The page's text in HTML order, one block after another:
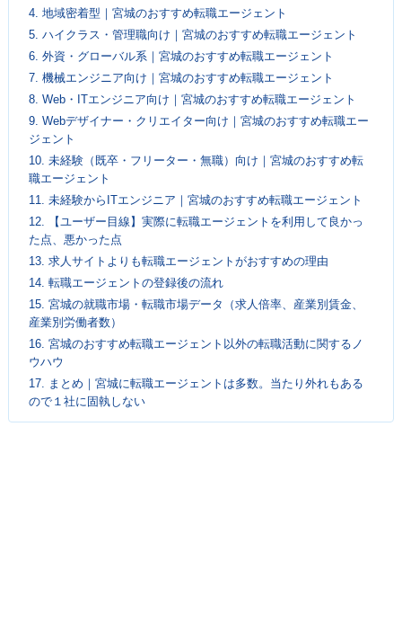
4. 地域密着型｜宮城のおすすめ転職エージェント
5. ハイクラス・管理職向け｜宮城のおすすめ転職エージェント
6. 外資・グローバル系｜宮城のおすすめ転職エージェント
7. 機械エンジニア向け｜宮城のおすすめ転職エージェント
8. Web・ITエンジニア向け｜宮城のおすすめ転職エージェント
9. Webデザイナー・クリエイター向け｜宮城のおすすめ転職エー
ジェント
10. 未経験（既卒・フリーター・無職）向け｜宮城のおすすめ転
職エージェント
11. 未経験からITエンジニア｜宮城のおすすめ転職エージェント
12. 【ユーザー目線】実際に転職エージェントを利用して良かっ
た点、悪かった点
13. 求人サイトよりも転職エージェントがおすすめの理由
14. 転職エージェントの登録後の流れ
15. 宮城の就職市場・転職市場データ（求人倍率、産業別賃金、
産業別労働者数）
16. 宮城のおすすめ転職エージェント以外の転職活動に関するノ
ウハウ
17. まとめ｜宮城に転職エージェントは多数。当たり外れもある
ので１社に固執しない